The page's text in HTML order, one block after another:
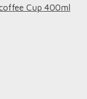
Cup 400ml